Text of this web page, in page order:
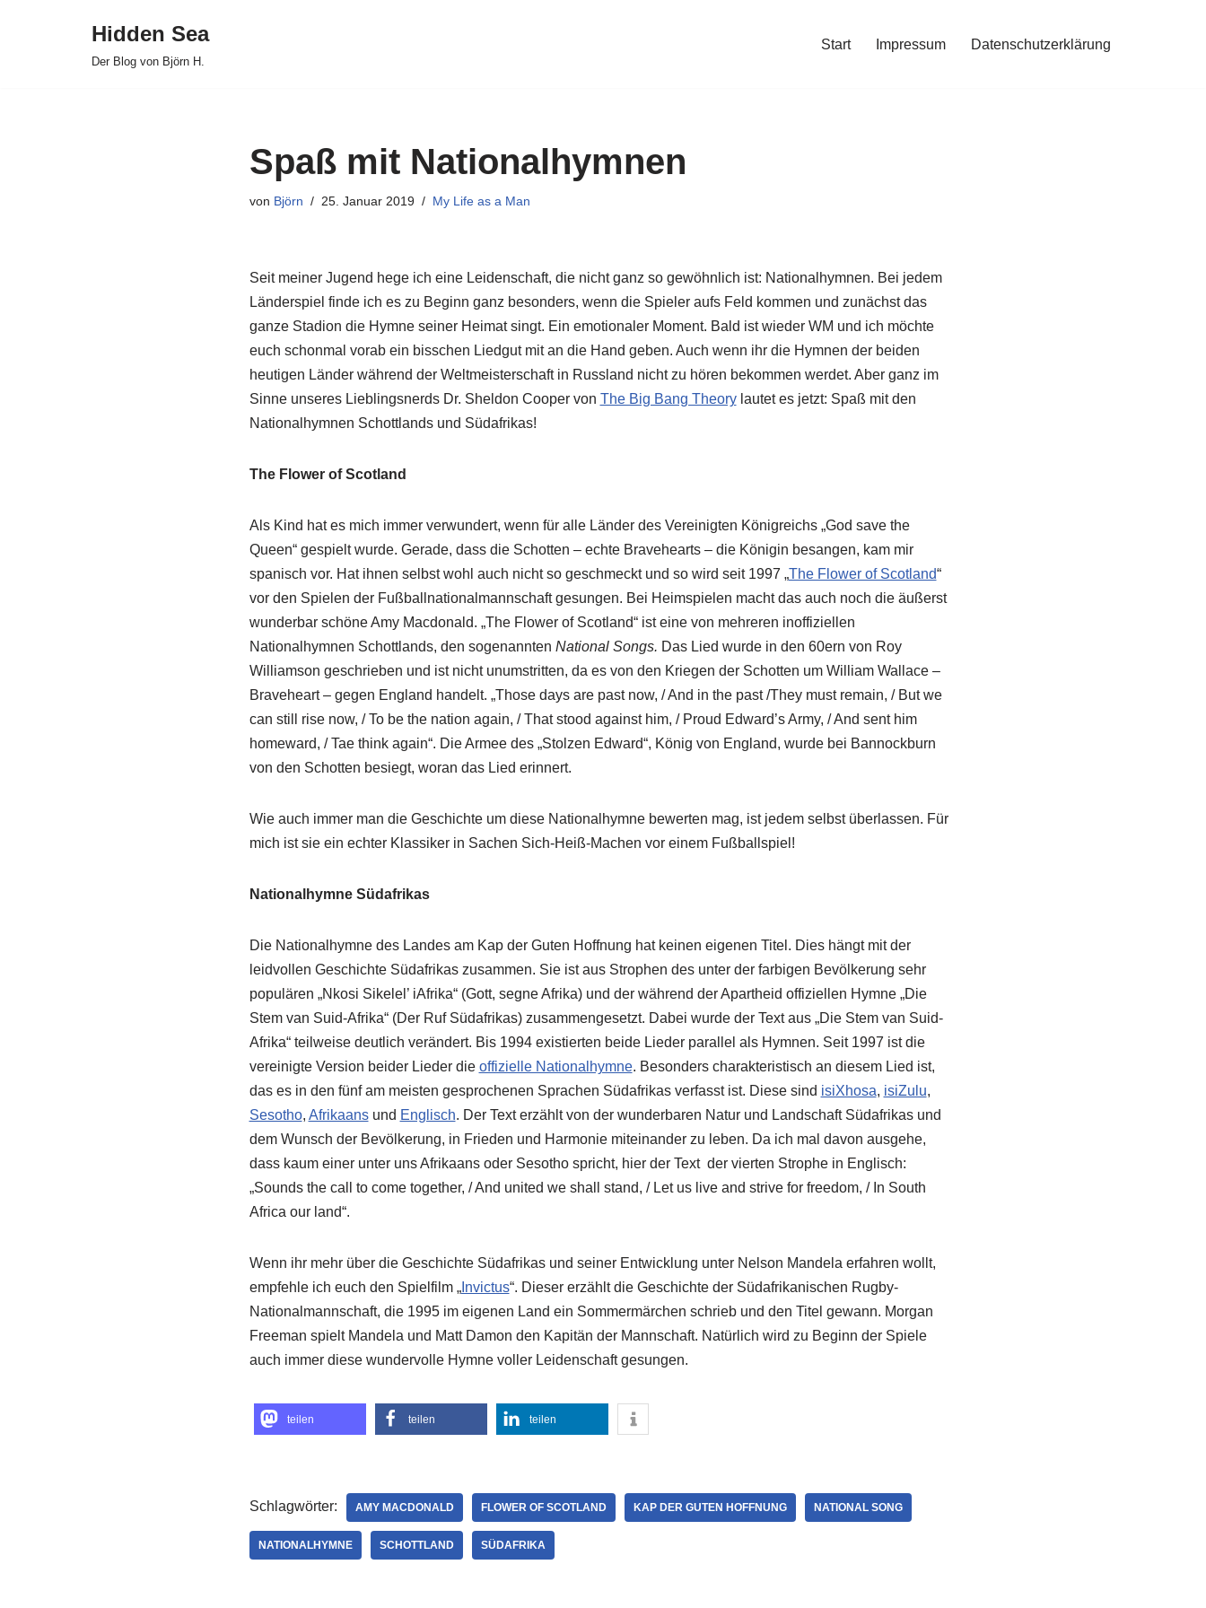
Hidden Sea
Der Blog von Björn H.
Start Impressum Datenschutzerklärung
Spaß mit Nationalhymnen
von Björn 25. Januar 2019 My Life as a Man
Seit meiner Jugend hege ich eine Leidenschaft, die nicht ganz so gewöhnlich ist: Nationalhymnen. Bei jedem
Länderspiel finde ich es zu Beginn ganz besonders, wenn die Spieler aufs Feld kommen und zunächst das
ganze Stadion die Hymne seiner Heimat singt. Ein emotionaler Moment. Bald ist wieder WM und ich möchte
euch schonmal vorab ein bisschen Liedgut mit an die Hand geben. Auch wenn ihr die Hymnen der beiden
heutigen Länder während der Weltmeisterschaft in Russland nicht zu hören bekommen werdet. Aber ganz im
Sinne unseres Lieblingsnerds Dr. Sheldon Cooper von The Big Bang Theorylautet es jetzt: Spaß mit den
Nationalhymnen Schottlands und Südafrikas!
The Flower of Scotland
Als Kind hat es mich immer verwundert, wenn für alle Länder des Vereinigten Königreichs „God save the
Queen“ gespielt wurde. Gerade, dass die Schotten – echte Bravehearts – die Königin besangen, kam mir
spanisch vor. Hat ihnen selbst wohl auch nicht so geschmeckt und so wird seit 1997 „The Flower of Scotland“
vor den Spielen der Fußballnationalmannschaft gesungen. Bei Heimspielen macht das auch noch die äußerst
wunderbar schöne Amy Macdonald. „The Flower of Scotland“ ist eine von mehreren inoffiziellen
Nationalhymnen Schottlands, den sogenannten National Songs. Das Lied wurde in den 60ern von Roy
Williamson geschrieben und ist nicht unumstritten, da es von den Kriegen der Schotten um William Wallace –
Braveheart – gegen England handelt. „Those days are past now, / And in the past /They must remain, / But we
can still rise now, / To be the nation again, / That stood against him, / Proud Edward’s Army, / And sent him
homeward, / Tae think again“. Die Armee des „Stolzen Edward“, König von England, wurde bei Bannockburn
von den Schotten besiegt, woran das Lied erinnert.
Wie auch immer man die Geschichte um diese Nationalhymne bewerten mag, ist jedem selbst überlassen. Für
mich ist sie ein echter Klassiker in Sachen Sich-Heiß-Machen vor einem Fußballspiel!
Nationalhymne Südafrikas
Die Nationalhymne des Landes am Kap der Guten Hoffnung hat keinen eigenen Titel. Dies hängt mit der
leidvollen Geschichte Südafrikas zusammen. Sie ist aus Strophen des unter der farbigen Bevölkerung sehr
populären „Nkosi Sikelel’ iAfrika“ (Gott, segne Afrika) und der während der Apartheid offiziellen Hymne „Die
Stem van Suid-Afrika“ (Der Ruf Südafrikas) zusammengesetzt. Dabei wurde der Text aus „Die Stem van Suid-
Afrika“ teilweise deutlich verändert. Bis 1994 existierten beide Lieder parallel als Hymnen. Seit 1997 ist die
vereinigte Version beider Lieder die offizielle Nationalhymne. Besonders charakteristisch an diesem Lied ist,
das es in den fünf am meisten gesprochenen Sprachen Südafrikas verfasst ist. Diese sind isiXhosa, isiZulu,
Sesotho, Afrikaansund Englisch. Der Text erzählt von der wunderbaren Natur und Landschaft Südafrikas und
dem Wunsch der Bevölkerung, in Frieden und Harmonie miteinander zu leben. Da ich mal davon ausgehe,
dass kaum einer unter uns Afrikaans oder Sesotho spricht, hier der Text der vierten Strophe in Englisch:
„Sounds the call to come together, / And united we shall stand, / Let us live and strive for freedom, / In South
Africa our land“.
Wenn ihr mehr über die Geschichte Südafrikas und seiner Entwicklung unter Nelson Mandela erfahren wollt,
empfehle ich euch den Spielfilm „Invictus“. Dieser erzählt die Geschichte der Südafrikanischen Rugby-
Nationalmannschaft, die 1995 im eigenen Land ein Sommermärchen schrieb und den Titel gewann. Morgan
Freeman spielt Mandela und Matt Damon den Kapitän der Mannschaft. Natürlich wird zu Beginn der Spiele
auch immer diese wundervolle Hymne voller Leidenschaft gesungen.
teilen teilen teilen
Schlagwörter: AMY MACDONALD FLOWER OF SCOTLAND KAP DER GUTEN HOFFNUNG NATIONAL SONG
NATIONALHYMNE SCHOTTLAND SÜDAFRIKA